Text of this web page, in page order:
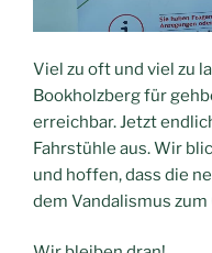
Viel zu oft und viel zu
Bookholzberg für
erreichbar. Jetzt
Fahrstühle aus. Wir
und hoffen, dass die
dem Vandalismus